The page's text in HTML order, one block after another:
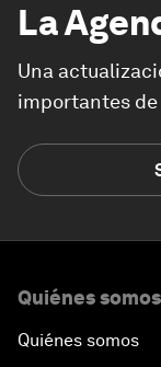
La
Una
importantes de
Quiénes somos
Quiénes somos